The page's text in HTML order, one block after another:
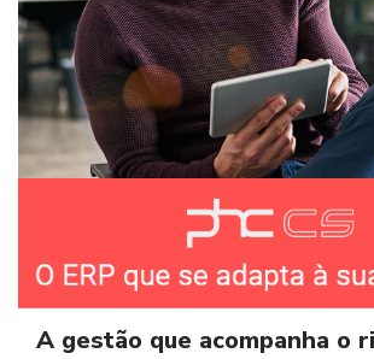
A gestão que acompanha o